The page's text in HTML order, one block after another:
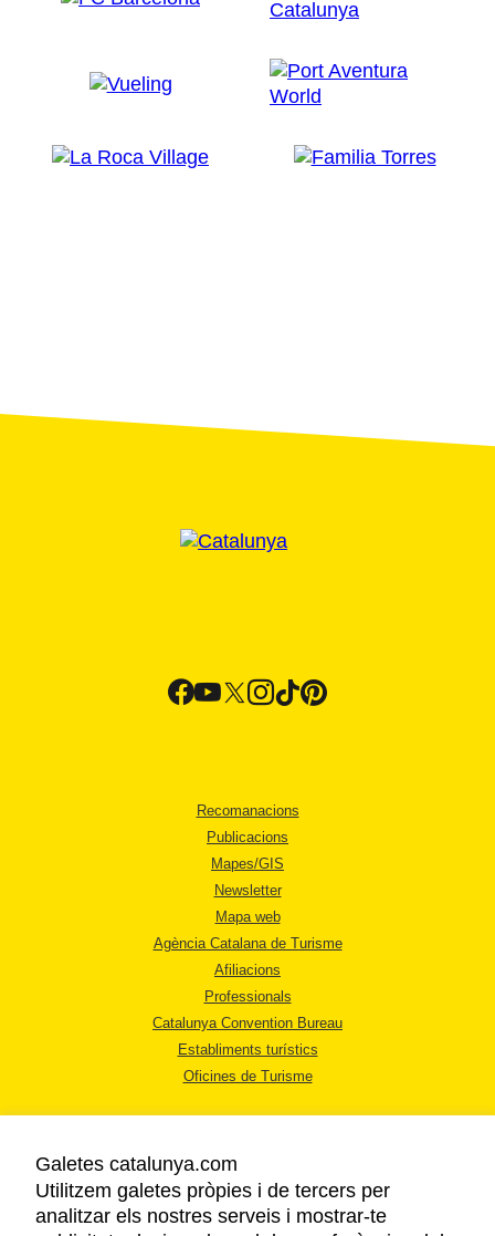
Recomanacions
Publicacions
Mapes/GIS
Newsletter
Mapa web
Agència Catalana de Turisme
Afiliacions
Professionals
Catalunya Convention Bureau
Establiments turístics
Oficines de Turisme
AVÍS LEGAL
Galetes catalunya.com
Utilitzem galetes pròpies i de tercers per
analitzar els nostres serveis i mostrar-te